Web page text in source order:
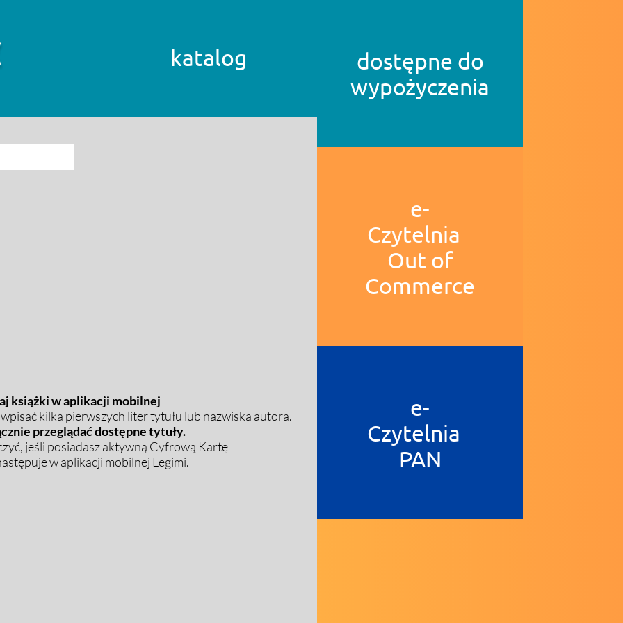
katalog
książki w aplikacji mobilnej
kilka pierwszych liter tytułu lub nazwiska autora.
przeglądać dostępne tytuły.
jeśli posiadasz aktywną Cyfrową Kartę
w aplikacji mobilnej Legimi.
dostępne do
wypożyczenia
e-
Czytelnia
Out of
Commerce
e-
Czytelnia
PAN